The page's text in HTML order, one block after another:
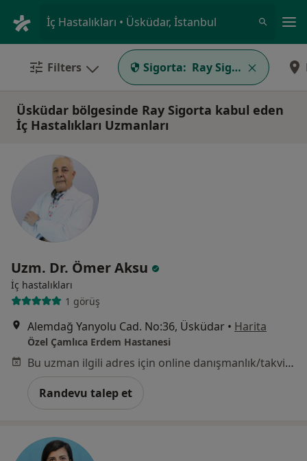
İç Hastalıkları • Üsküdar, İstanbul
Filters Sigorta: Ray Sigorta
Üsküdar bölgesinde Ray Sigorta kabul eden
İç Hastalıkları Uzmanları
Uzm. Dr. Ömer Aksu
İç hastalıkları
1 görüş
Alemdağ Yanyolu Cad. No:36, Üsküdar • Harita
Özel Çamlıca Erdem Hastanesi
Bu uzman ilgili adres için online danışmanlık/takvim sunmuyor.
Randevu talep et